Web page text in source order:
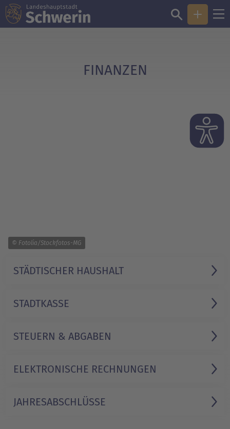
Sie sind hier: Finanzen
FINANZEN
© Fotolia/Stockfotos-MG
STÄDTISCHER HAUSHALT
STADTKASSE
STEUERN & ABGABEN
ELEKTRONISCHE RECHNUNGEN
JAHRESABSCHLÜSSE